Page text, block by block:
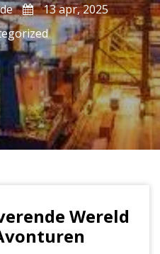
13 apr, 2025
Wereld